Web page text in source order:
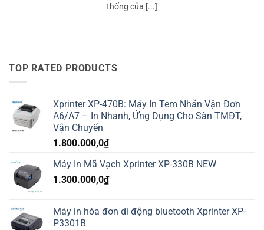
thống của [...]
TOP RATED PRODUCTS
Xprinter XP-470B: Máy In Tem Nhãn Vận Đơn
A6/A7 – In Nhanh, Ứng Dụng Cho Sàn TMĐT,
Vận Chuyển
1.800.000,0₫
Máy In Mã Vạch Xprinter XP-330B NEW
1.300.000,0₫
Máy in hóa đơn di động bluetooth Xprinter XP-
P3301B